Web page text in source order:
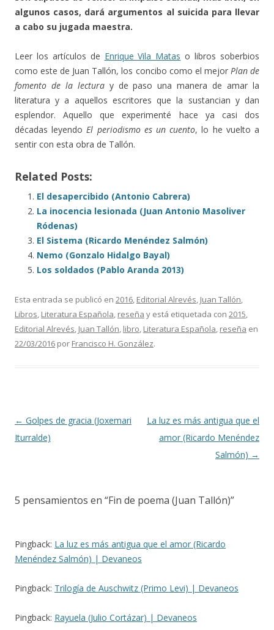
algunos casos, dará argumentos al suicida para llevar
a cabo su jugada maestra.
Leer los artículos de Enrique Vila Matas o libros soberbios
como este de Juan Tallón, los concibo como el mejor Plan de
fomento de la lecturay de paso una manera de amar la
literatura y a aquellos escritores que la sustancian y dan
esplendor. Aquello que experimenté hace ya casi dos
décadas leyendoEl periodismo es un cuento, lo he vuelto a
sentir con esta obra de Tallón.
Related Posts:
El desapercibido (Antonio Cabrera)
La inocencia lesionada (Juan Antonio Masoliver
Ródenas)
El Sistema (Ricardo Menéndez Salmón)
Nemo (Gonzalo Hidalgo Bayal)
Los soldados (Pablo Aranda 2013)
Esta entrada se publicó en 2016, Editorial Alrevés, Juan Tallón,
Libros, Literatura Española, reseña y está etiquetada con 2015,
Editorial Alrevés, Juan Tallón, libro, Literatura Española, reseña en
22/03/2016 por Francisco H. González.
Navegación de entradas
← Golpes de gracia (Joxemari
Iturralde)
La luz es más antigua que el
amor (Ricardo Menéndez
Salmón) →
5 pensamientos en “Fin de poema (Juan Tallón)”
Pingback: La luz es más antigua que el amor (Ricardo
Menéndez Salmón) | Devaneos
Pingback: Trilogía de Auschwitz (Primo Levi) | Devaneos
Pingback: Rayuela (Julio Cortázar) | Devaneos